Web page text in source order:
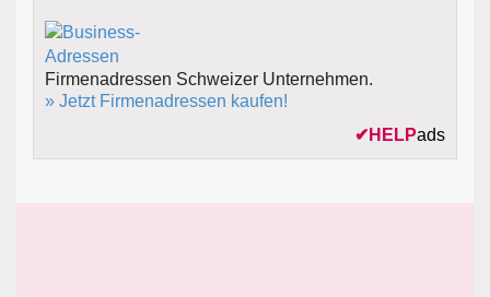
Firmenadressen Schweizer Unternehmen.
» Jetzt Firmenadressen kaufen!
✔ HELPads